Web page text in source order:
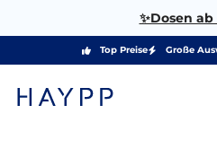
✨Dosen
Top Preise Große